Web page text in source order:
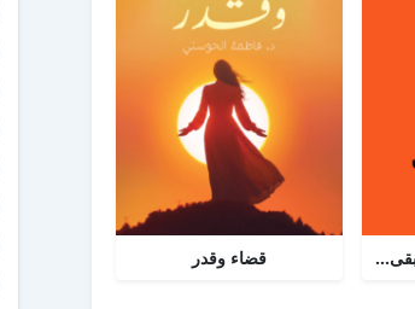
عقلية المحترف : لماذا يبقى البعض هواة رغم الموهبة؟ قضاء وقدر